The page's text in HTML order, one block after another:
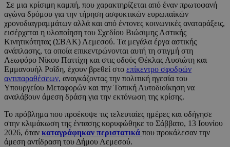
Σε μια κρίσιμη καμπή, που χαρακτηρίζεται από έναν πρωτοφανή
αγώνα δρόμου για την τήρηση ασφυκτικών ευρωπαϊκών
χρονοδιαγραμμάτων αλλά και από έντονες κοινωνικές αναταράξεις,
εισέρχεται η υλοποίηση του Σχεδίου Βιώσιμης Αστικής
Κινητικότητας (ΣΒΑΚ) Λεμεσού. Τα μεγάλα έργα αστικής
ανάπλασης, τα οποία επικεντρώνονται αυτή τη στιγμή στη
Λεωφόρο Νίκου Παττίχη και στις οδούς Θέκλας Λυσιώτη και
Εμμανουήλ Ροΐδη, έχουν βρεθεί στο επίκεντρο σφοδρών
αντιπαραθέσεων, αναγκάζοντας την πολιτική ηγεσία του
Υπουργείου Μεταφορών και την Τοπική Αυτοδιοίκηση να
αναλάβουν άμεση δράση για την εκτόνωση της κρίσης.
Το πρόβλημα που προέκυψε τις τελευταίες ημέρες και οδήγησε
στην κλιμάκωση της έντασης κορυφώθηκε το Σάββατο, 13 Ιουνίου
2026, όταν καταγράφηκαν περιστατικά που προκάλεσαν την
άμεση αντίδραση του Δήμου Λεμεσού.